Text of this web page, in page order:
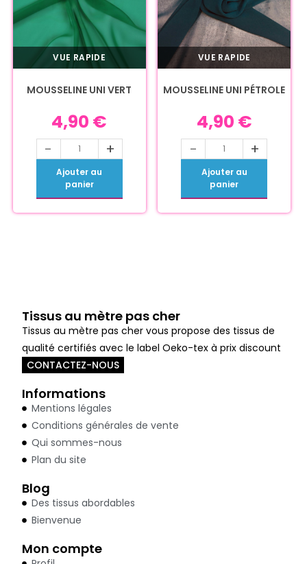
VUE RAPIDE
MOUSSELINE UNI VERT
4,90 €
- +
Ajouter au
panier
VUE RAPIDE
MOUSSELINE UNI PÉTROLE
4,90 €
- +
Ajouter au
panier
Tissus au mètre pas cher
Tissus au mètre pas cher vous propose des tissus de
qualité certifiés avec le label Oeko-tex à prix discount
CONTACTEZ-NOUS
Informations
Mentions légales
Conditions générales de vente
Qui sommes-nous
Plan du site
Blog
Des tissus abordables
Bienvenue
Mon compte